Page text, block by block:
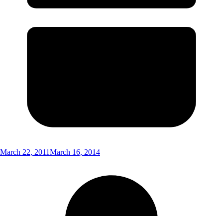
March 22, 2011March 16, 2014